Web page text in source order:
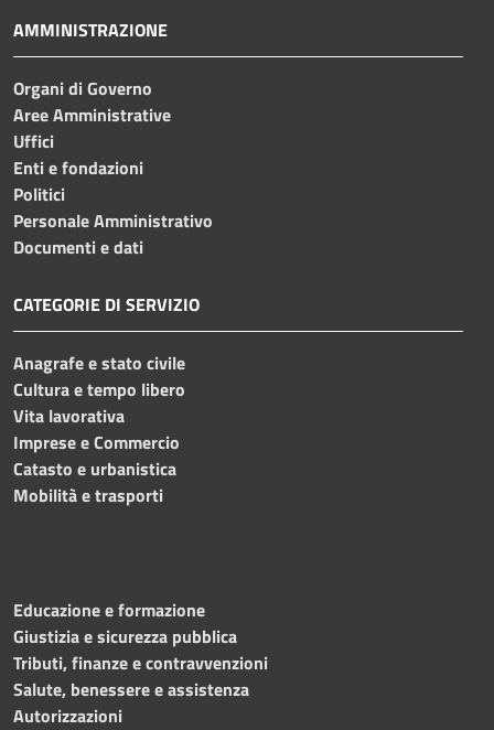
AMMINISTRAZIONE
Organi di Governo
Aree Amministrative
Uffici
Enti e fondazioni
Politici
Personale Amministrativo
Documenti e dati
CATEGORIE DI SERVIZIO
Anagrafe e stato civile
Cultura e tempo libero
Vita lavorativa
Imprese e Commercio
Catasto e urbanistica
Mobilità e trasporti
Educazione e formazione
Giustizia e sicurezza pubblica
Tributi, finanze e contravvenzioni
Salute, benessere e assistenza
Autorizzazioni